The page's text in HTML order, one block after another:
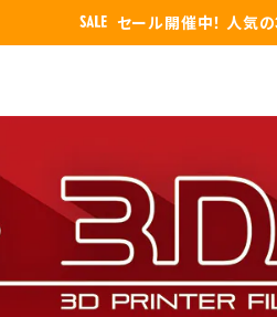
セール開催中！ 人気